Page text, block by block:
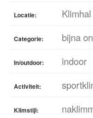
Locatie:
Categorie: bijna
In/outdoor: indoor
Activiteit:
Klimstijl: